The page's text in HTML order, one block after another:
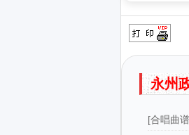
永州
[合唱曲谱